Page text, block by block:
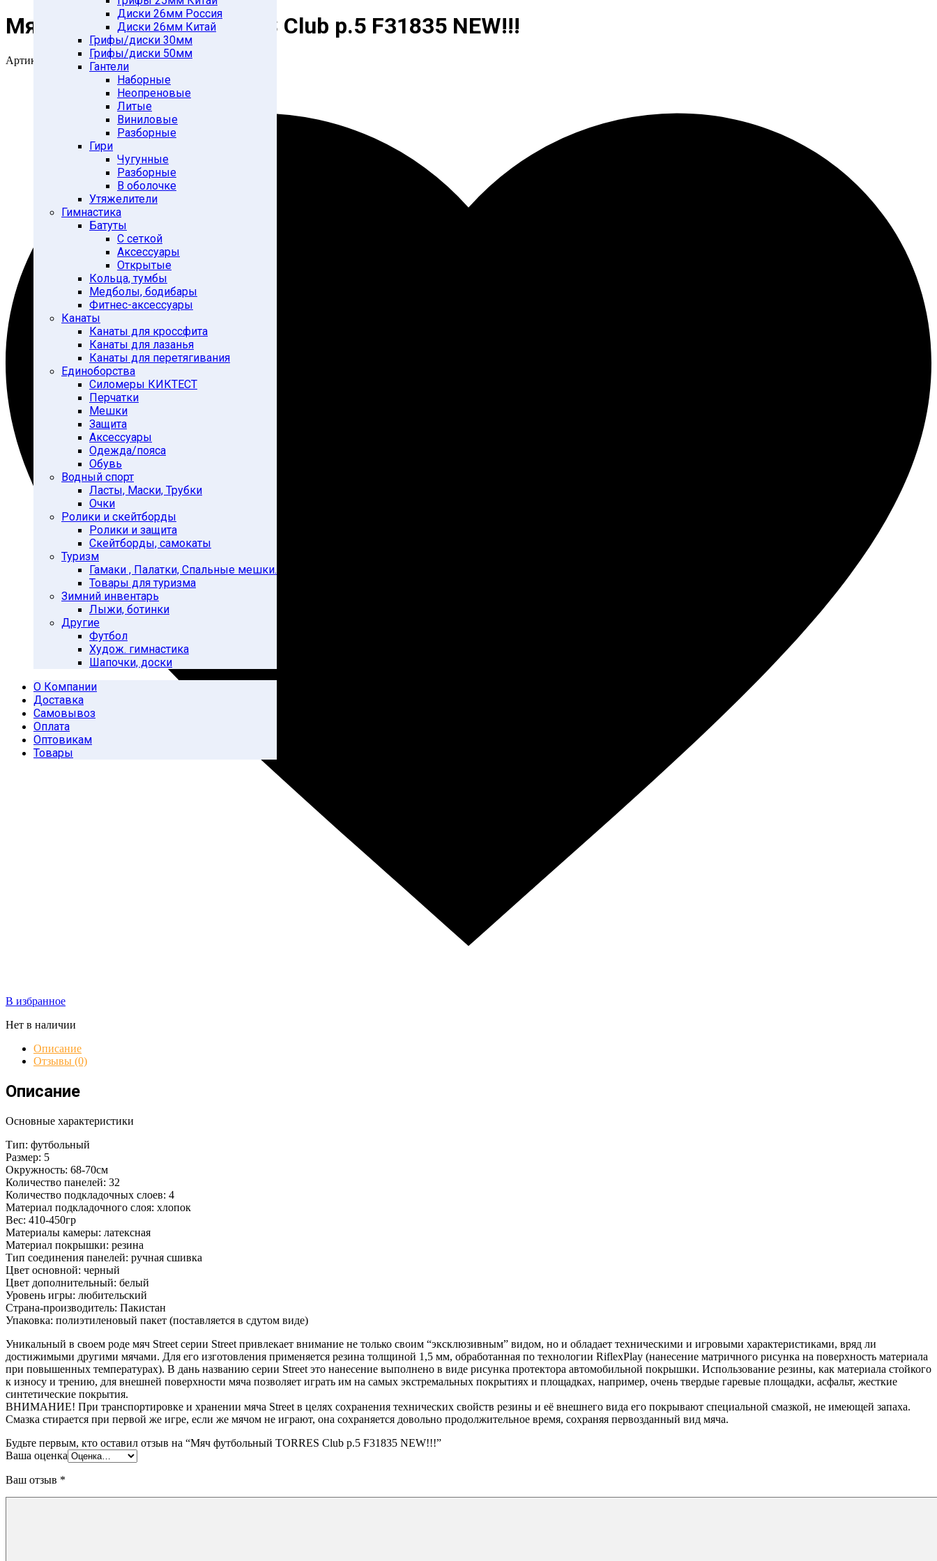
Диски 26мм Россия
Диски 26мм Китай
Грифы/диски 30мм
Грифы/диски 50мм
Гантели
Наборные
Неопреновые
Литые
Виниловые
Разборные
Гири
Чугунные
Разборные
В оболочке
Утяжелители
Гимнастика
Батуты
С сеткой
Аксессуары
Открытые
Кольца, тумбы
Медболы, бодибары
Фитнес-аксессуары
Канаты
Канаты для кроссфита
Канаты для лазанья
Канаты для перетягивания
Единоборства
Силомеры КИКТЕСТ
Перчатки
Мешки
Защита
Аксессуары
Одежда/пояса
Обувь
Водный спорт
Ласты, Маски, Трубки
Очки
Ролики и скейтборды
Ролики и защита
Скейтборды, самокаты
Туризм
Гамаки , Палатки, Спальные мешки.
Товары для туризма
Зимний инвентарь
Лыжи, ботинки
Другие
Футбол
Худож. гимнастика
Шапочки, доски
О Компании
Доставка
Самовывоз
Оплата
Оптовикам
Товары
Мяч футбольный TORRES Club p.5 F31835 NEW!!!
Артикул: 28269941
В избранное
Нет в наличии
Описание
Отзывы (0)
Описание
Основные характеристики
Тип: футбольный
Размер: 5
Окружность: 68-70см
Количество панелей: 32
Количество подкладочных слоев: 4
Материал подкладочного слоя: хлопок
Вес: 410-450гр
Материалы камеры: латексная
Материал покрышки: резина
Тип соединения панелей: ручная сшивка
Цвет основной: черный
Цвет дополнительный: белый
Уровень игры: любительский
Страна-производитель: Пакистан
Упаковка: полиэтиленовый пакет (поставляется в сдутом виде)
Уникальный в своем роде мяч Street серии Street привлекает внимание не только своим “эксклюзивным” видом, но и обладает техническими и игровыми характеристиками, вряд ли
достижимыми другими мячами. Для его изготовления применяется резина толщиной 1,5 мм, обработанная по технологии RiflexPlay (нанесение матричного рисунка на поверхность материала
при повышенных температурах). В дань названию серии Street это нанесение выполнено в виде рисунка протектора автомобильной покрышки. Использование резины, как материала стойкого
к износу и трению, для внешней поверхности мяча позволяет играть им на самых экстремальных покрытиях и площадках, например, очень твердые гаревые площадки, асфальт, жесткие
синтетические покрытия.
ВНИМАНИЕ! При транспортировке и хранении мяча Street в целях сохранения технических свойств резины и её внешнего вида его покрывают специальной смазкой, не имеющей запаха.
Смазка стирается при первой же игре, если же мячом не играют, она сохраняется довольно продолжительное время, сохраняя первозданный вид мяча.
Будьте первым, кто оставил отзыв на “Мяч футбольный TORRES Club p.5 F31835 NEW!!!”
Ваша оценка
Ваш отзыв *